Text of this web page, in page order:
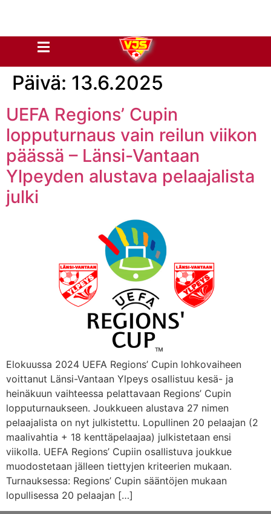
Päivä: 13.6.2025
UEFA Regions’ Cupin
lopputurnaus vain reilun viikon
päässä – Länsi-Vantaan
Ylpeyden alustava pelaajalista
julki
Elokuussa 2024 UEFA Regions’ Cupin lohkovaiheen
voittanut Länsi-Vantaan Ylpeys osallistuu kesä- ja
heinäkuun vaihteessa pelattavaan Regions’ Cupin
lopputurnaukseen. Joukkueen alustava 27 nimen
pelaajalista on nyt julkistettu. Lopullinen 20 pelaajan (2
maalivahtia + 18 kenttäpelaajaa) julkistetaan ensi
viikolla. UEFA Regions’ Cupiin osallistuva joukkue
muodostetaan jälleen tiettyjen kriteerien mukaan.
Turnauksessa: Regions’ Cupin sääntöjen mukaan
lopullisessa 20 pelaajan […]